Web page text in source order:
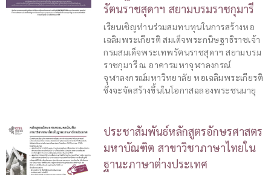
รัตนราชสุดาฯ สยามบรมราชกุมารี
เรียนเชิญท่านร่วมสมทบทุนในการสร้างหอ
เฉลิมพระเกียรติ สมเด็จพระกนิษฐาธิราชเจ้า
กรมสมเด็จพระเทพรัตนราชสุดาฯ สยามบรม
ราชกุมารี ณ อาคารมหาจุฬาลงกรณ์
จุฬาลงกรณ์มหาวิทยาลัย หอเฉลิมพระเกียรติ
ซึ่งจะจัดสร้างขึ้นในโอกาสฉลองพระชนมายุ
ประชาสัมพันธ์หลักสูตรอักษรศาสตร
มหาบัณฑิต สาขาวิชาภาษาไทยใน
ฐานะภาษาต่างประเทศ